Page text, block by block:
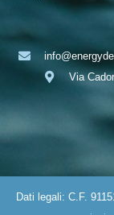
Via
Dati legali: C.F.